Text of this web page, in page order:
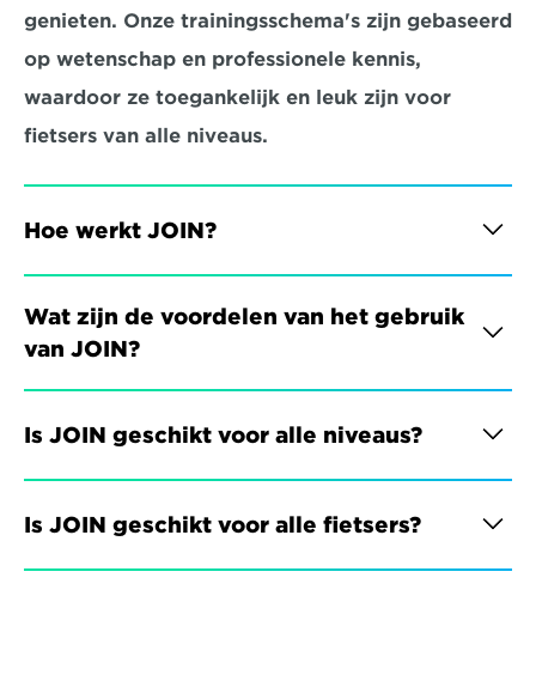
genieten. Onze trainingsschema's zijn gebaseerd
op wetenschap en professionele kennis,
waardoor ze toegankelijk en leuk zijn voor
fietsers van alle niveaus.
Hoe werkt JOIN?
Wat zijn de voordelen van het gebruik
van JOIN?
Is JOIN geschikt voor alle niveaus?
Is JOIN geschikt voor alle fietsers?